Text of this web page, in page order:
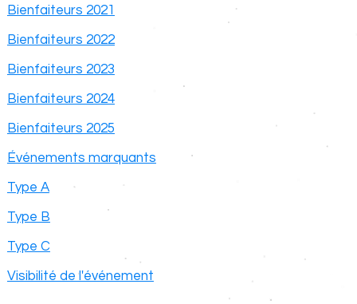
Bienfaiteurs 2021
Bienfaiteurs 2022
Bienfaiteurs 2023
Bienfaiteurs 2024
Bienfaiteurs 2025
Événements marquants
Type A
Type B
Type C
Visibilité de l'événement